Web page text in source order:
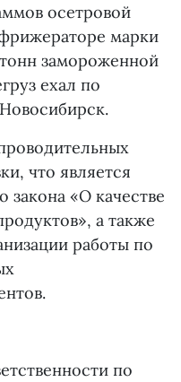
осетровой
марки
замороженной
ехал по
что является
«О качестве
а также
работы по
по